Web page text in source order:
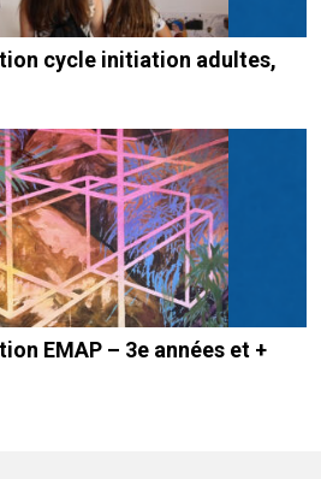
cycle initiation adultes,
EMAP – 3e années et +